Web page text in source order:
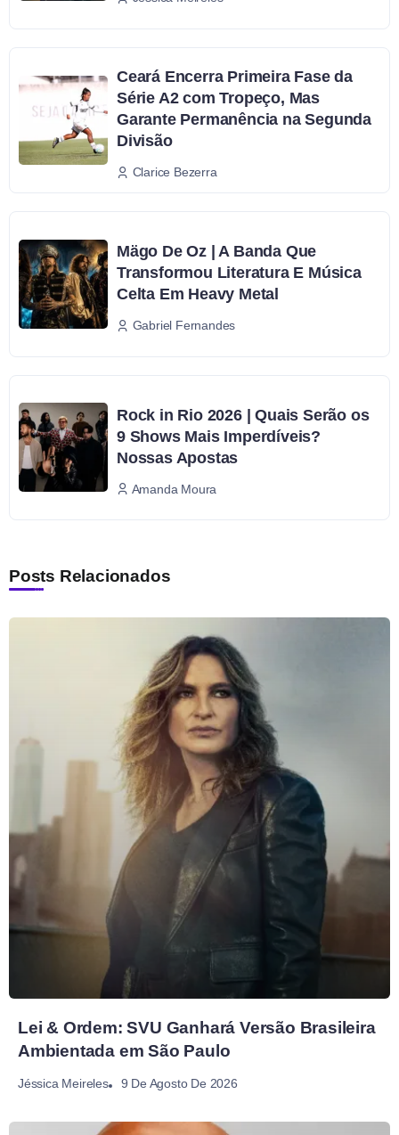
Ceará Encerra Primeira Fase da
Série A2 com Tropeço, Mas
Garante Permanência na Segunda
Divisão
Clarice Bezerra
Mägo De Oz | A Banda Que
Transformou Literatura E Música
Celta Em Heavy Metal
Gabriel Fernandes
Rock in Rio 2026 | Quais Serão os
9 Shows Mais Imperdíveis?
Nossas Apostas
Amanda Moura
Posts Relacionados
Lei & Ordem: SVU Ganhará Versão Brasileira
Ambientada em São Paulo
Jéssica Meireles 9 De Agosto De 2026